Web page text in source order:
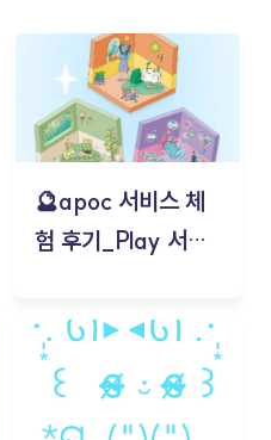
🔮apoc 서비스 체
험 후기_Play 서비
김태현